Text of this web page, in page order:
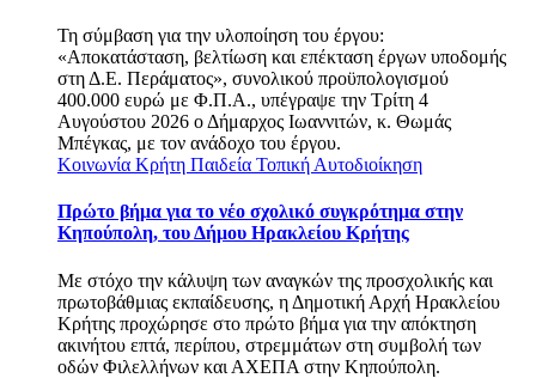
Τη σύμβαση για την υλοποίηση του έργου:
«Αποκατάσταση, βελτίωση και επέκταση έργων υποδομής
στη Δ.Ε. Περάματος», συνολικού προϋπολογισμού
400.000 ευρώ με Φ.Π.Α., υπέγραψε την Τρίτη 4
Αυγούστου 2026 ο Δήμαρχος Ιωαννιτών, κ. Θωμάς
Μπέγκας, με τον ανάδοχο του έργου.
Κοινωνία Κρήτη Παιδεία Τοπική Αυτοδιοίκηση
Πρώτο βήμα για το νέο σχολικό συγκρότημα στην
Κηπούπολη, του Δήμου Ηρακλείου Κρήτης
Με στόχο την κάλυψη των αναγκών της προσχολικής και
πρωτοβάθμιας εκπαίδευσης, η Δημοτική Αρχή Ηρακλείου
Κρήτης προχώρησε στο πρώτο βήμα για την απόκτηση
ακινήτου επτά, περίπου, στρεμμάτων στη συμβολή των
οδών Φιλελλήνων και ΑΧΕΠΑ στην Κηπούπολη.